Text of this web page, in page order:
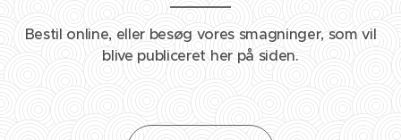
Bestil online, eller besøg vores smagninger, som vil
blive publiceret her på siden.